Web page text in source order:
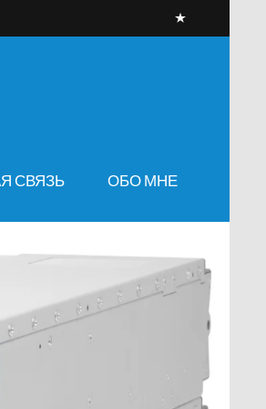
СВЯЗЬ ОБО МНЕ